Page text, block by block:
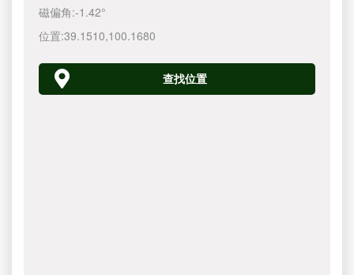
磁偏角:-1.42°
位置:39.1510,100.1680
查找位置